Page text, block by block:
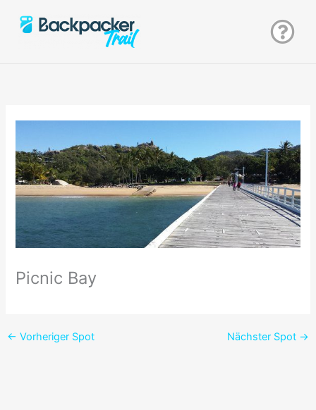
Inhalt
springen
Picnic Bay
← Vorheriger Spot Nächster Spot →